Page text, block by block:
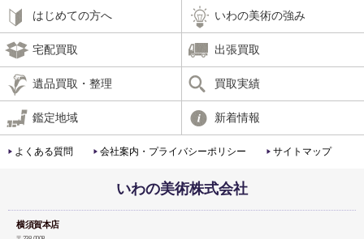
はじめての方へ いわの美術の強み
宅配買取 出張買取
遺品買取・整理 買取実績
鑑定地域 新着情報
よくある質問 会社案内・プライバシーポリシー サイトマップ
いわの美術株式会社
横須賀本店